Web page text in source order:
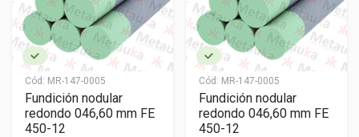
Cód: MR-147-0005
Fundición nodular
redondo 046,60 mm FE
450-12
Cód: MR-147-0005
Fundición nodular
redondo 046,60 mm FE
450-12